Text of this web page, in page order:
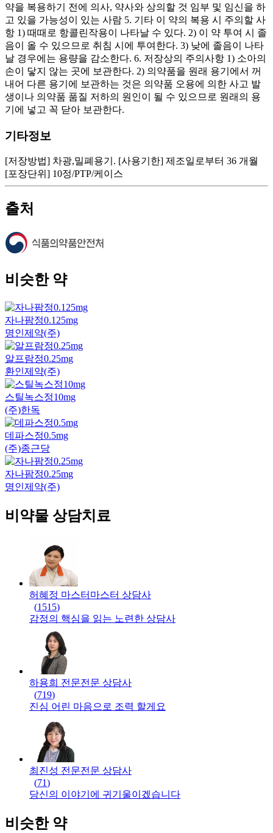
약을 복용하기 전에 의사, 약사와 상의할 것 임부 및 임신을 하
고 있을 가능성이 있는 사람 5. 기타 이 약의 복용 시 주의할 사
항 1) 때때로 항콜린작용이 나타날 수 있다. 2) 이 약 투여 시 졸
음이 올 수 있으므로 취침 시에 투여한다. 3) 낮에 졸음이 나타
날 경우에는 용량을 감소한다. 6. 저장상의 주의사항 1) 소아의
손이 닿지 않는 곳에 보관한다. 2) 의약품을 원래 용기에서 꺼
내어 다른 용기에 보관하는 것은 의약품 오용에 의한 사고 발
생이나 의약품 품질 저하의 원인이 될 수 있으므로 원래의 용
기에 넣고 꼭 닫아 보관한다.
기타정보
[저장방법] 차광,밀폐용기. [사용기한] 제조일로부터 36 개월
[포장단위] 10정/PTP/케이스
출처
비슷한 약
자나팜정0.125mg
명인제약(주)
알프람정0.25mg
환인제약(주)
스틸녹스정10mg
(주)한독
데파스정0.5mg
(주)종근당
자나팜정0.25mg
명인제약(주)
비약물 상담치료
허혜정 마스터 마스터 상담사
(1515)
감정의 핵심을 읽는 노련한 상담사
하용희 전문전문 상담사
(719)
진심 어린 마음으로 조력 할게요
최진성 전문전문 상담사
(71)
당신의 이야기에 귀기울이겠습니다
비슷한 약